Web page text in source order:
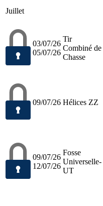
Juillet
03/07/26
05/07/26
Tir
Combiné de
Chasse
09/07/26 Hélices ZZ
09/07/26
12/07/26
Fosse
Universelle-
UT